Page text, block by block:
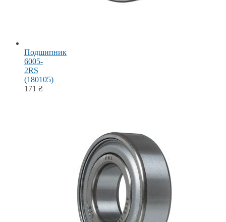
Подшипник
6005-
2RS
(180105)
171 ₴